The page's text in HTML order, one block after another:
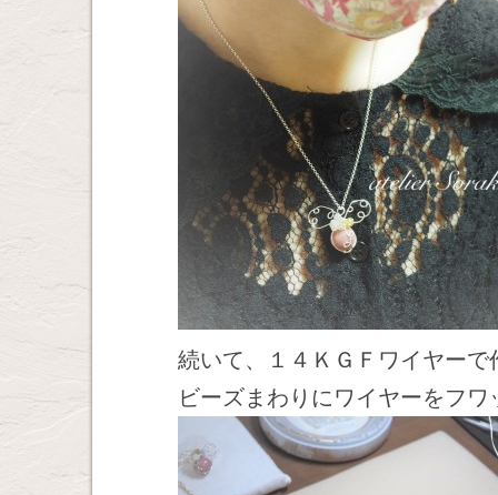
続いて、１４ＫＧＦワイヤー
ビーズまわりにワイヤーをフ